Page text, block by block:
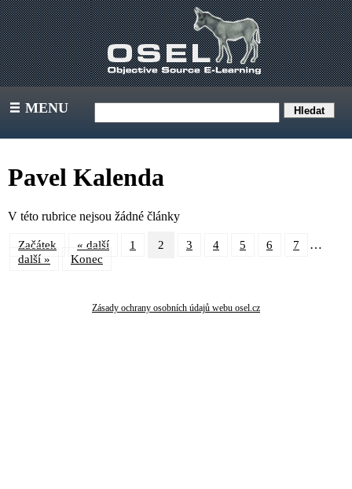
III MENU
Pavel Kalenda
V této rubrice nejsou žádné články
Začátek « další 1 2 3 4 5 6 7 …
další » Konec
Zásady ochrany osobních údajů webu osel.cz